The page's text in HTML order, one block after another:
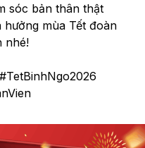
sóc bản thân thật
hưởng mùa Tết đoàn
nhé!